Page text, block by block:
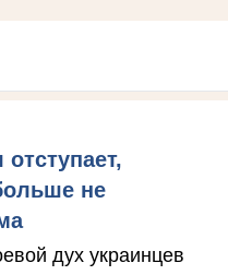
не
дух украинцев